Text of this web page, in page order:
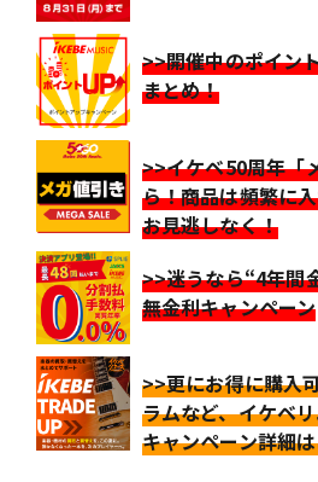
>>開催中のポイン
まとめ！
>>イケベ50周年「
ら！商品は頻繁に
お見逃しなく！
>>迷うなら“4年間
無金利キャンペーン
>>更にお得に購入
ラムなど、イケベ
キャンペーン詳細